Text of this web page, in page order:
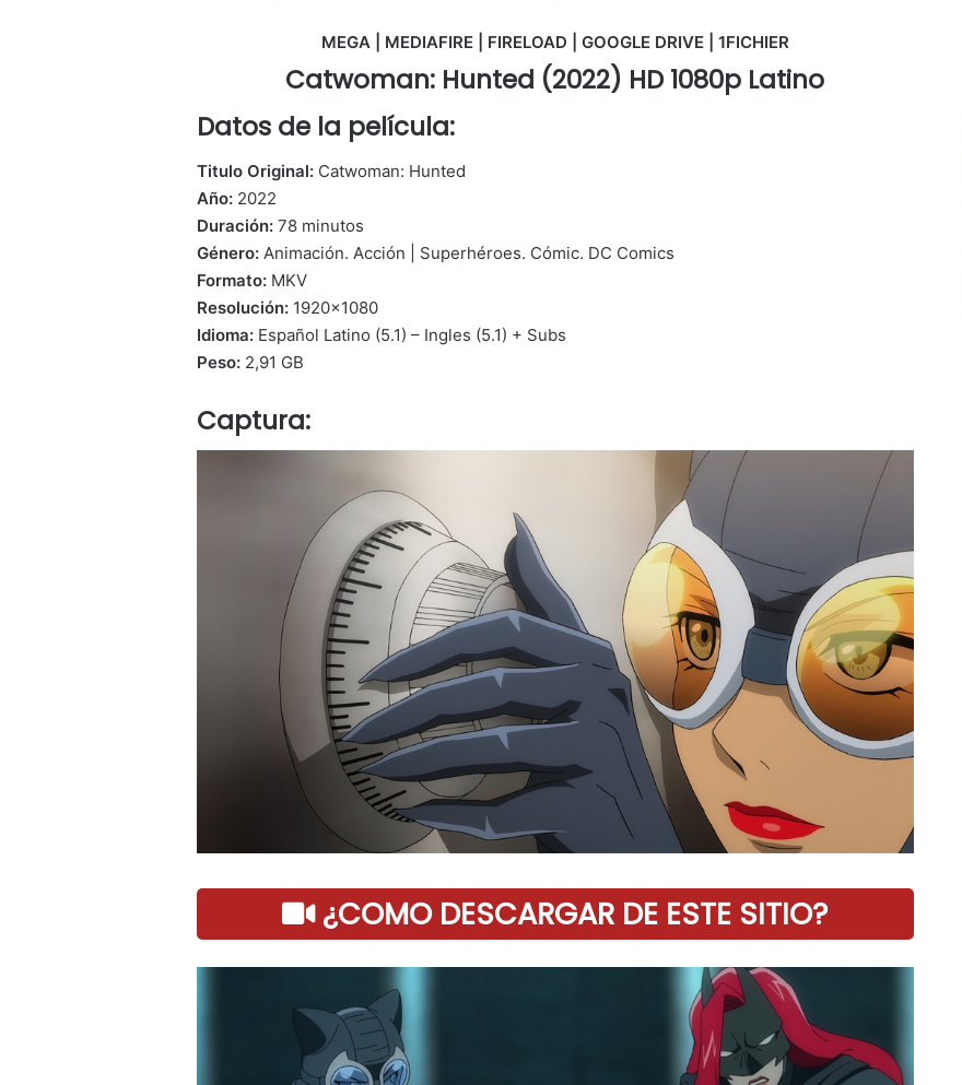
MEGA | MEDIAFIRE | FIRELOAD | GOOGLE DRIVE | 1FICHIER
Catwoman: Hunted (2022) HD 1080p Latino
Datos de la película:
Titulo Original:Catwoman: Hunted
Año:2022
Duración:78 minutos
Género:Animación. Acción | Superhéroes. Cómic. DC Comics
Formato:MKV
Resolución:1920×1080
Idioma:Español Latino (5.1) – Ingles (5.1) + Subs
Peso:2,91 GB
Captura:
¿COMO DESCARGAR DE ESTE SITIO?